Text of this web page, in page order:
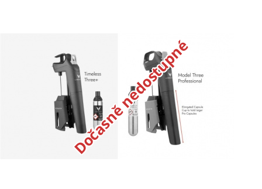
Dočasně nedostupné